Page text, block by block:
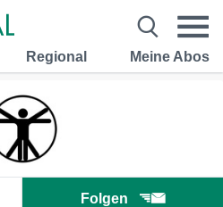
Regional Meine Abos
Folgen